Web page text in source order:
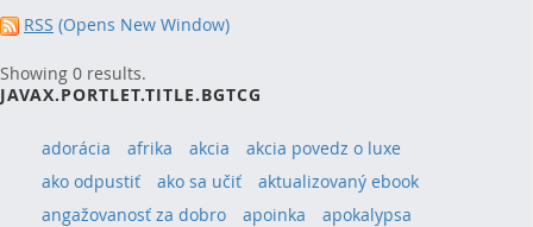
RSS (Opens New Window)
Showing 0 results.
JAVAX.PORTLET.TITLE.BGTCG
adorácia afrika akcia
akcia povedz o luxe
ako odpustiť
ako sa učiť
aktualizovaný ebook
angažovanosť za dobro
apoinka
apokalypsa